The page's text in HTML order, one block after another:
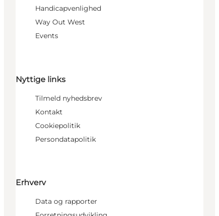
Handicapvenlighed
Way Out West
Events
Nyttige links
Tilmeld nyhedsbrev
Kontakt
Cookiepolitik
Persondatapolitik
Erhverv
Data og rapporter